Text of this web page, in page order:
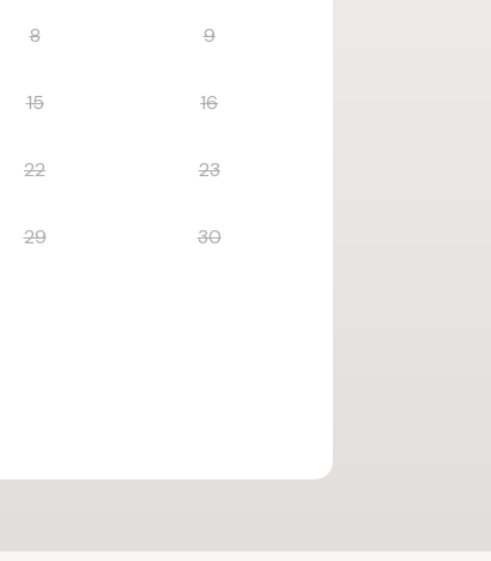
8 9
15 16
22 23
29 30